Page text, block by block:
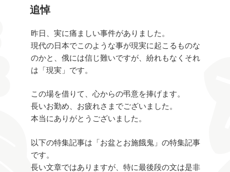
稿
日:
追悼
昨日、実に痛ましい事件がありました。
現代の日本でこのような事が現実に起こるものな
のかと、俄には信じ難いですが、紛れもなくそれ
は「現実」です。
この場を借りて、心からの弔意を捧げます。
長いお勤め、お疲れさまでございました。
本当にありがとうございました。
以下の特集記事は「お盆とお施餓鬼」の特集記事
です。
長い文章ではありますが、特に最後段の文は是非